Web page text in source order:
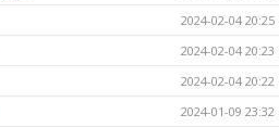
2024-02-04 20:25
2024-02-04 20:23
2024-02-04 20:22
2024-01-09 23:32